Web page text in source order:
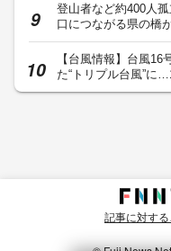
登山者など約400人
口につながる県の橋
【台風情報】台風
た“トリプル台風”に
記事に対す